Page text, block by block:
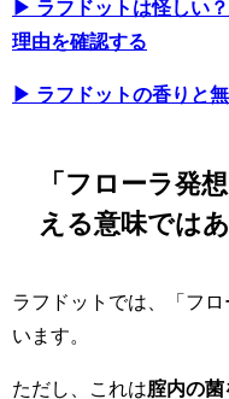
▶ ラフドットは怪しい
理由を確認する
▶ ラフドットの香りと
「フローラ発
える意味では
ラフドットでは、「フ
います。
ただし、これは 腟内の